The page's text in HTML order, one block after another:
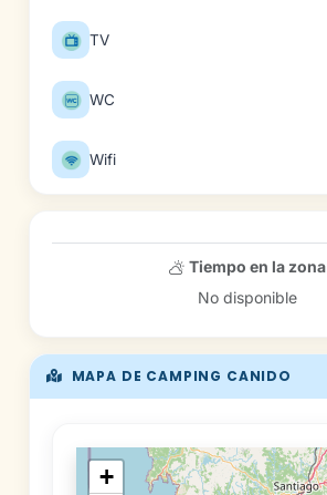
TV
WC
Wifi
MAPA DE CAMPING CANIDO
+
Tiempo en la zona
No disponible